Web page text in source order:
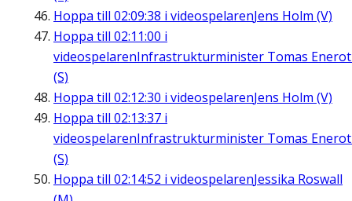
Hoppa till 02:09:38 i videospelarenJens Holm (V)
Hoppa till 02:11:00 i
videospelarenInfrastrukturminister Tomas
(S)
Hoppa till 02:12:30 i videospelarenJens Holm (V)
Hoppa till 02:13:37 i
videospelarenInfrastrukturminister Tomas
(S)
Hoppa till 02:14:52 i videospelarenJessika Roswall